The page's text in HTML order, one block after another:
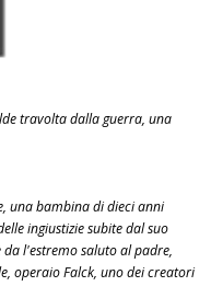
travolta dalla guerra, una
una bambina di dieci anni
ingiustizie subite dal suo
l'estremo saluto al padre,
operaio Falck, uno dei creatori